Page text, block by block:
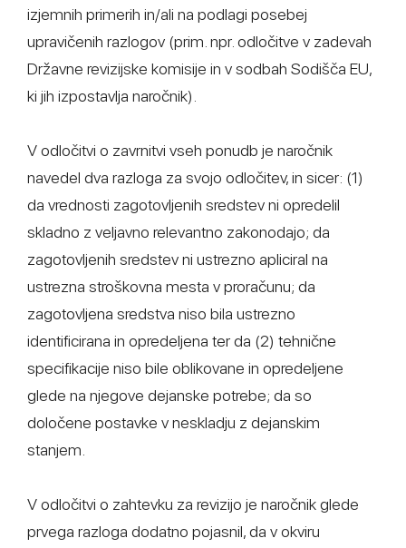
izjemnih primerih in/ali na podlagi posebej
upravičenih razlogov (prim. npr. odločitve v zadevah
Državne revizijske komisije in v sodbah Sodišča EU,
ki jih izpostavlja naročnik).
V odločitvi o zavrnitvi vseh ponudb je naročnik
navedel dva razloga za svojo odločitev, in sicer: (1)
da vrednosti zagotovljenih sredstev ni opredelil
skladno z veljavno relevantno zakonodajo; da
zagotovljenih sredstev ni ustrezno apliciral na
ustrezna stroškovna mesta v proračunu; da
zagotovljena sredstva niso bila ustrezno
identificirana in opredeljena ter da (2) tehnične
specifikacije niso bile oblikovane in opredeljene
glede na njegove dejanske potrebe; da so
določene postavke v neskladju z dejanskim
stanjem.
V odločitvi o zahtevku za revizijo je naročnik glede
prvega razloga dodatno pojasnil, da v okviru